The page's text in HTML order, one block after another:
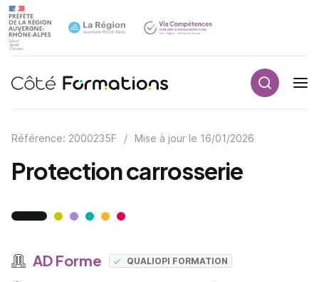
Navigation principale
Référence: 2000235F / Mise à jour le 16/01/2026
Protection carrosserie
AD Forme QUALIOPI FORMATION